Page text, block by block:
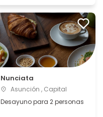
Nunciata
Asunción , Capital
Desayuno para 2 personas